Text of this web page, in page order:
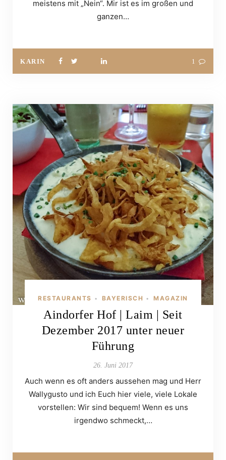
meistens mit „Nein“. Mir ist es im großen und
ganzen…
KARIN 1
RESTAURANTS • BAYERISCH • MAGAZIN
Aindorfer Hof | Laim | Seit
Dezember 2017 unter neuer
Führung
26. Juni 2017
Auch wenn es oft anders aussehen mag und Herr
Wallygusto und ich Euch hier viele, viele Lokale
vorstellen: Wir sind bequem! Wenn es uns
irgendwo schmeckt,…